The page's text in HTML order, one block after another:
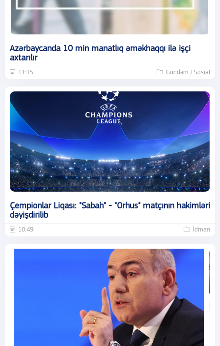
Azərbaycanda 10 min manatlıq əməkhaqqı ilə işçi
axtarılır
11:15 Gündəm / Sosial
Çempionlar Liqası: "Sabah" - "Orhus" matçının hakimləri
dəyişdirilib
10:49 İdman